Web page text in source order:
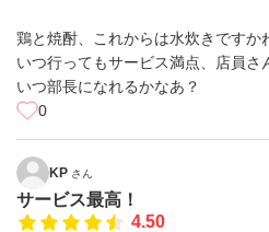
鶏と焼酎、これからは水炊きですか
いつ行ってもサービス満点、店員さ
いつ部長になれるかなあ？
0
KP さん
サービス最高！
4.50